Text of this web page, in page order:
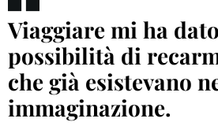
Viaggiare mi ha
possibilità di
che già esistevano
immaginazione.